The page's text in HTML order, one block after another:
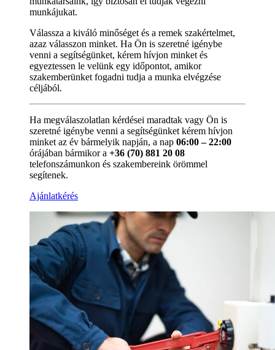
munkájukat.
Válassza a kiváló minőséget és a remek szakértelmet,
azaz válasszon minket. Ha Ön is szeretné igénybe
venni a segítségünket, kérem hívjon minket és
egyeztessen le velünk egy időpontot, amikor
szakemberünket fogadni tudja a munka elvégzése
céljából.
Ha megválaszolatlan kérdései maradtak vagy Ön is
szeretné igénybe venni a segítségünket kérem hívjon
minket az év bármelyik napján, a nap 06:00 – 22:00
órájában bármikor a +36 (70) 881 20 08
telefonszámunkon és szakembereink örömmel
segítenek.
Ajánlatkérés